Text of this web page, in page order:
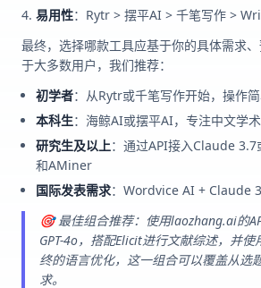
易用性：Rytr > 摆平AI > 千笔写作 >
最终，选择哪款工具应基于你的具体需求
于大多数用户，我们推荐：
初学者：从Rytr或千笔写作开始，操作
本科生：海鲸AI或摆平AI，专注中文学
研究生及以上：通过API接入Claude
和AMiner
国际发表需求：Wordvice AI + Claude
🎯 最佳组合推荐：使用laozhang.ai的
GPT-4o，搭配Elicit进行文献综述，并
终的语言优化，这一组合可以覆盖从选
求。